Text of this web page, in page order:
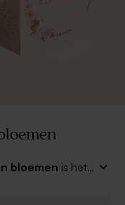
bloemen is het